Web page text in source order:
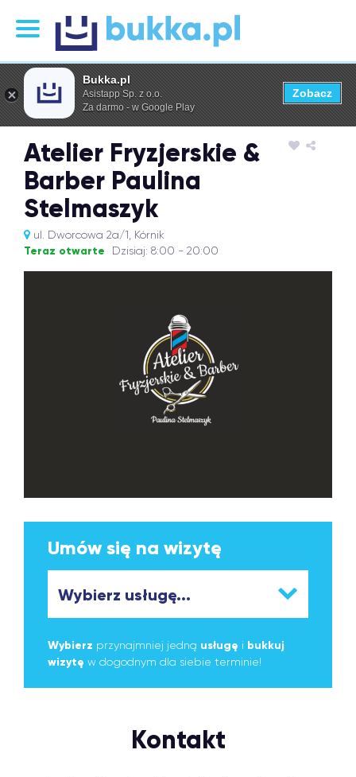
Atelier Fryzjerskie &
Barber Paulina
Stelmaszyk
ul. Dworcowa 2a/1, Kórnik
Teraz otwarte Dzisiaj: 8:00 - 20:00
Umów się na wizytę
Wybierz przynajmniej jedną usługę i bukkuj
wizytę w dogodnym dla siebie terminie!
Kontakt
Bukka.pl
Asistapp Sp. z o.o.
Za darmo - w Google Play
Zobacz